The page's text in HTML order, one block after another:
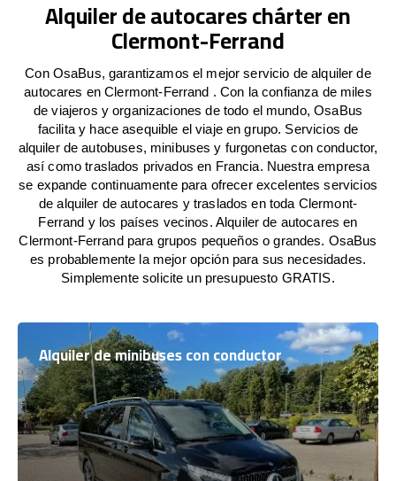
Alquiler de autocares chárter en
Clermont-Ferrand
Con OsaBus, garantizamos el mejor servicio de alquiler de
autocares en Clermont-Ferrand . Con la confianza de miles
de viajeros y organizaciones de todo el mundo, OsaBus
facilita y hace asequible el viaje en grupo. Servicios de
alquiler de autobuses, minibuses y furgonetas con conductor,
así como traslados privados en Francia. Nuestra empresa
se expande continuamente para ofrecer excelentes servicios
de alquiler de autocares y traslados en toda Clermont-
Ferrand y los países vecinos. Alquiler de autocares en
Clermont-Ferrand para grupos pequeños o grandes. OsaBus
es probablemente la mejor opción para sus necesidades.
Simplemente solicite un presupuesto GRATIS.
Alquiler de minibuses con conductor